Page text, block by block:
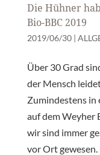
Die Hühner
Bio-BBC 2019
2019/06/30|
Über 30 Grad
der Mensch
Zumindestens
auf dem Weyher
wir sind immer
vor Ort gewesen.